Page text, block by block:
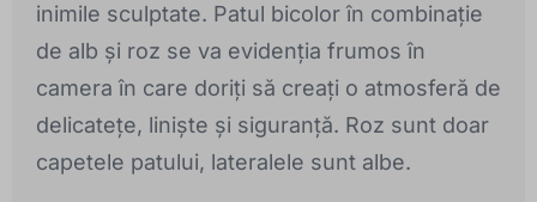
inimile sculptate. Patul bicolor în combinație
de alb și roz se va evidenția frumos în
camera în care doriți să creați o atmosferă de
delicatețe, liniște și siguranță. Roz sunt doar
capetele patului, lateralele sunt albe.